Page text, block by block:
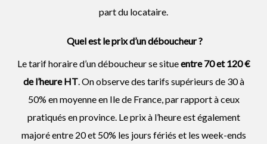
part du locataire.
Quel est le prix d’un déboucheur ?
Le tarif horaire d’un déboucheur se situeentre 70 et 120 €
de l’heure HT. On observe des tarifs supérieurs de 30 à
50% en moyenne en Ile de France, par rapport à ceux
pratiqués en province. Le prix à l’heure est également
majoré entre 20 et 50% les jours fériés et les week-ends